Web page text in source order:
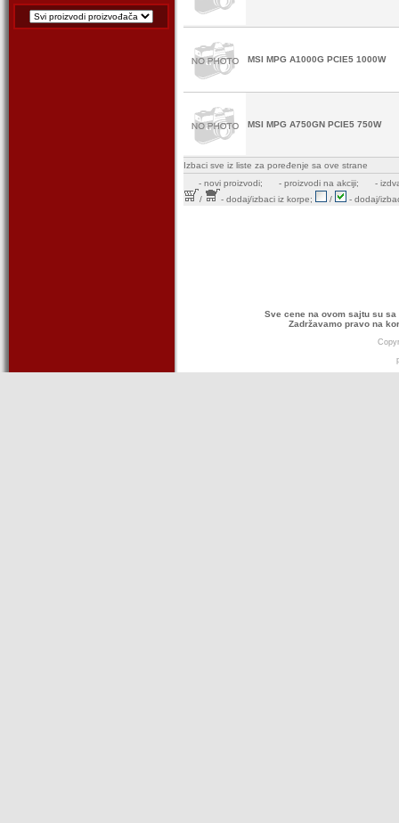
MSI MPG A1000G PCIE5 1000W
MSI MPG A750GN PCIE5 750W
Izbaci sve iz liste za poređenje sa ove strane
- novi proizvodi; - proizvodi na akciji;
-
/
- dodaj/izbaci iz korpe; / - dodaj/
Sve cene na ovom sajtu su
Zadržavamo pravo na